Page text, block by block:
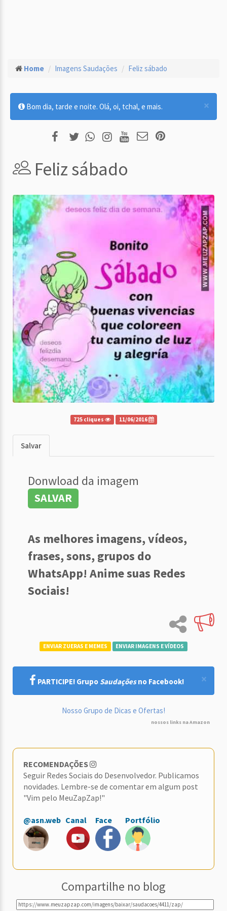
Home Imagens Saudações Feliz sábado
×
Bom dia, tarde e noite. Olá, oi, tchal, e mais.
Feliz sábado
725 cliques 11/06/2016
Salvar
Donwload da imagem
SALVAR
As melhores imagens, vídeos,
frases, sons, grupos do
WhatsApp! Anime suas Redes
Sociais!
ENVIAR ZUERAS E MEMES ENVIAR IMAGENS E VÍDEOS
×
PARTICIPE! Grupo Saudaçõesno Facebook!
Nosso Grupo de Dicas e Ofertas!
nossos links na Amazon
RECOMENDAÇÕES
Seguir Redes Sociais do Desenvolvedor. Publicamos
novidades. Lembre-se de comentar em algum post
"Vim pelo MeuZapZap!"
@asn.web Canal Face Portfólio
Compartilhe no blog